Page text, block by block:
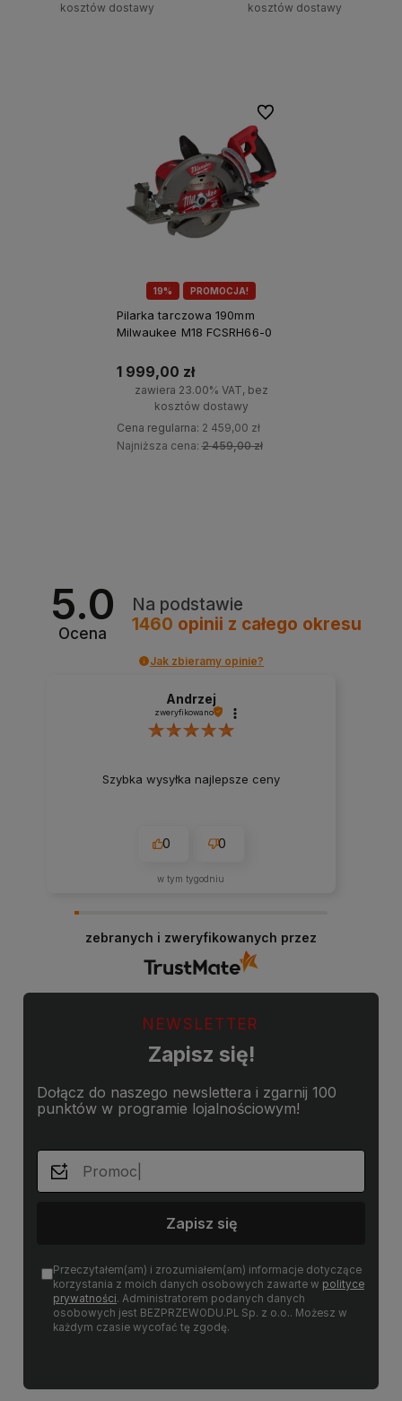
kosztów dostawy
kosztów dostawy
19% PROMOCJA!
Pilarka tarczowa 190mm
Milwaukee M18 FCSRH66-0
1 999,00 zł
zawiera 23.00% VAT, bez
kosztów dostawy
Cena regularna: 2 459,00 zł
Najniższa cena:2 459,00 zł
Do ulubionych
5.0
Ocena
Na podstawie
1460 opinii z całego okresu
Jak zbieramy opinie?
Andrzej
zweryfikowano
Szybka wysyłka najlepsze ceny
0 0
w tym tygodniu
zebranych i zweryfikowanych przez
NEWSLETTER
Zapisz się!
Dołącz do naszego newslettera i zgarnij 100
punktów w programie lojalnościowym!
Zapisz się
Przeczytałem(am) i zrozumiałem(am) informacje dotyczące
korzystania z moich danych osobowych zawarte w polityce
prywatności. Administratorem podanych danych
osobowych jest BEZPRZEWODU.PL Sp. z o.o.. Możesz w
każdym czasie wycofać tę zgodę.